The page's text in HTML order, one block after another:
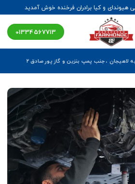
و کیا برادران فرخنده خوش آمدید
01334567713
لاهیجان ، جنب پمپ بنزین و گاز پور صادق ۲